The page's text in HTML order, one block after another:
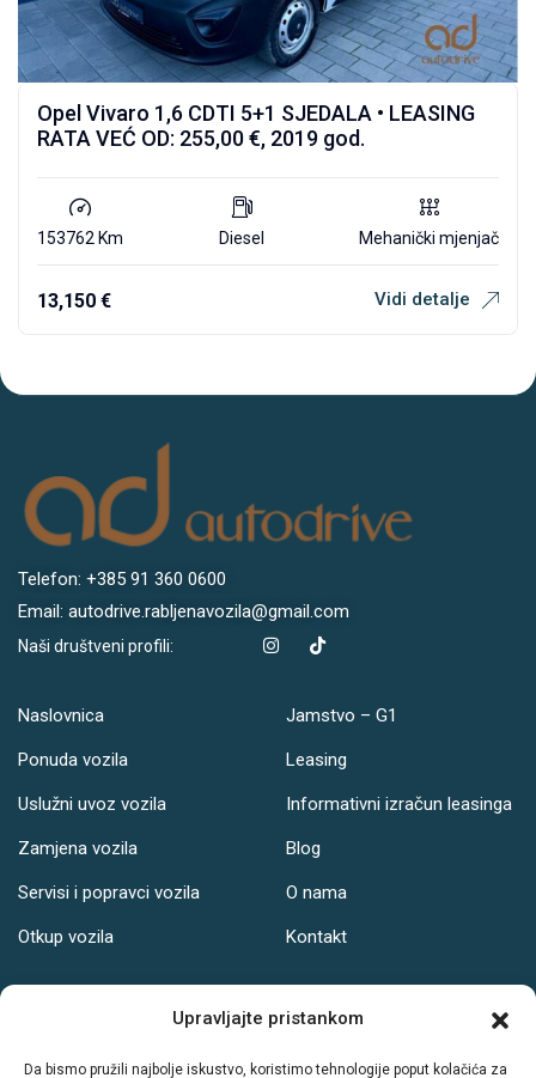
Upravljajte pristankom
Da bismo pružili najbolje iskustvo, koristimo tehnologije poput kolačića za
Opel Vivaro 1,6 CDTI 5+1 SJEDALA • LEASING
RATA VEĆ OD: 255,00 €, 2019 god.
153762 Km Diesel Mehanički mjenjač
13,150 € Vidi detalje
Telefon: +385 91 360 0600
Email: autodrive.rabljenavozila@gmail.com
Naši društveni profili:
Naslovnica
Ponuda vozila
Uslužni uvoz vozila
Zamjena vozila
Servisi i popravci vozila
Otkup vozila
Jamstvo – G1
Leasing
Informativni izračun leasinga
Blog
O nama
Kontakt